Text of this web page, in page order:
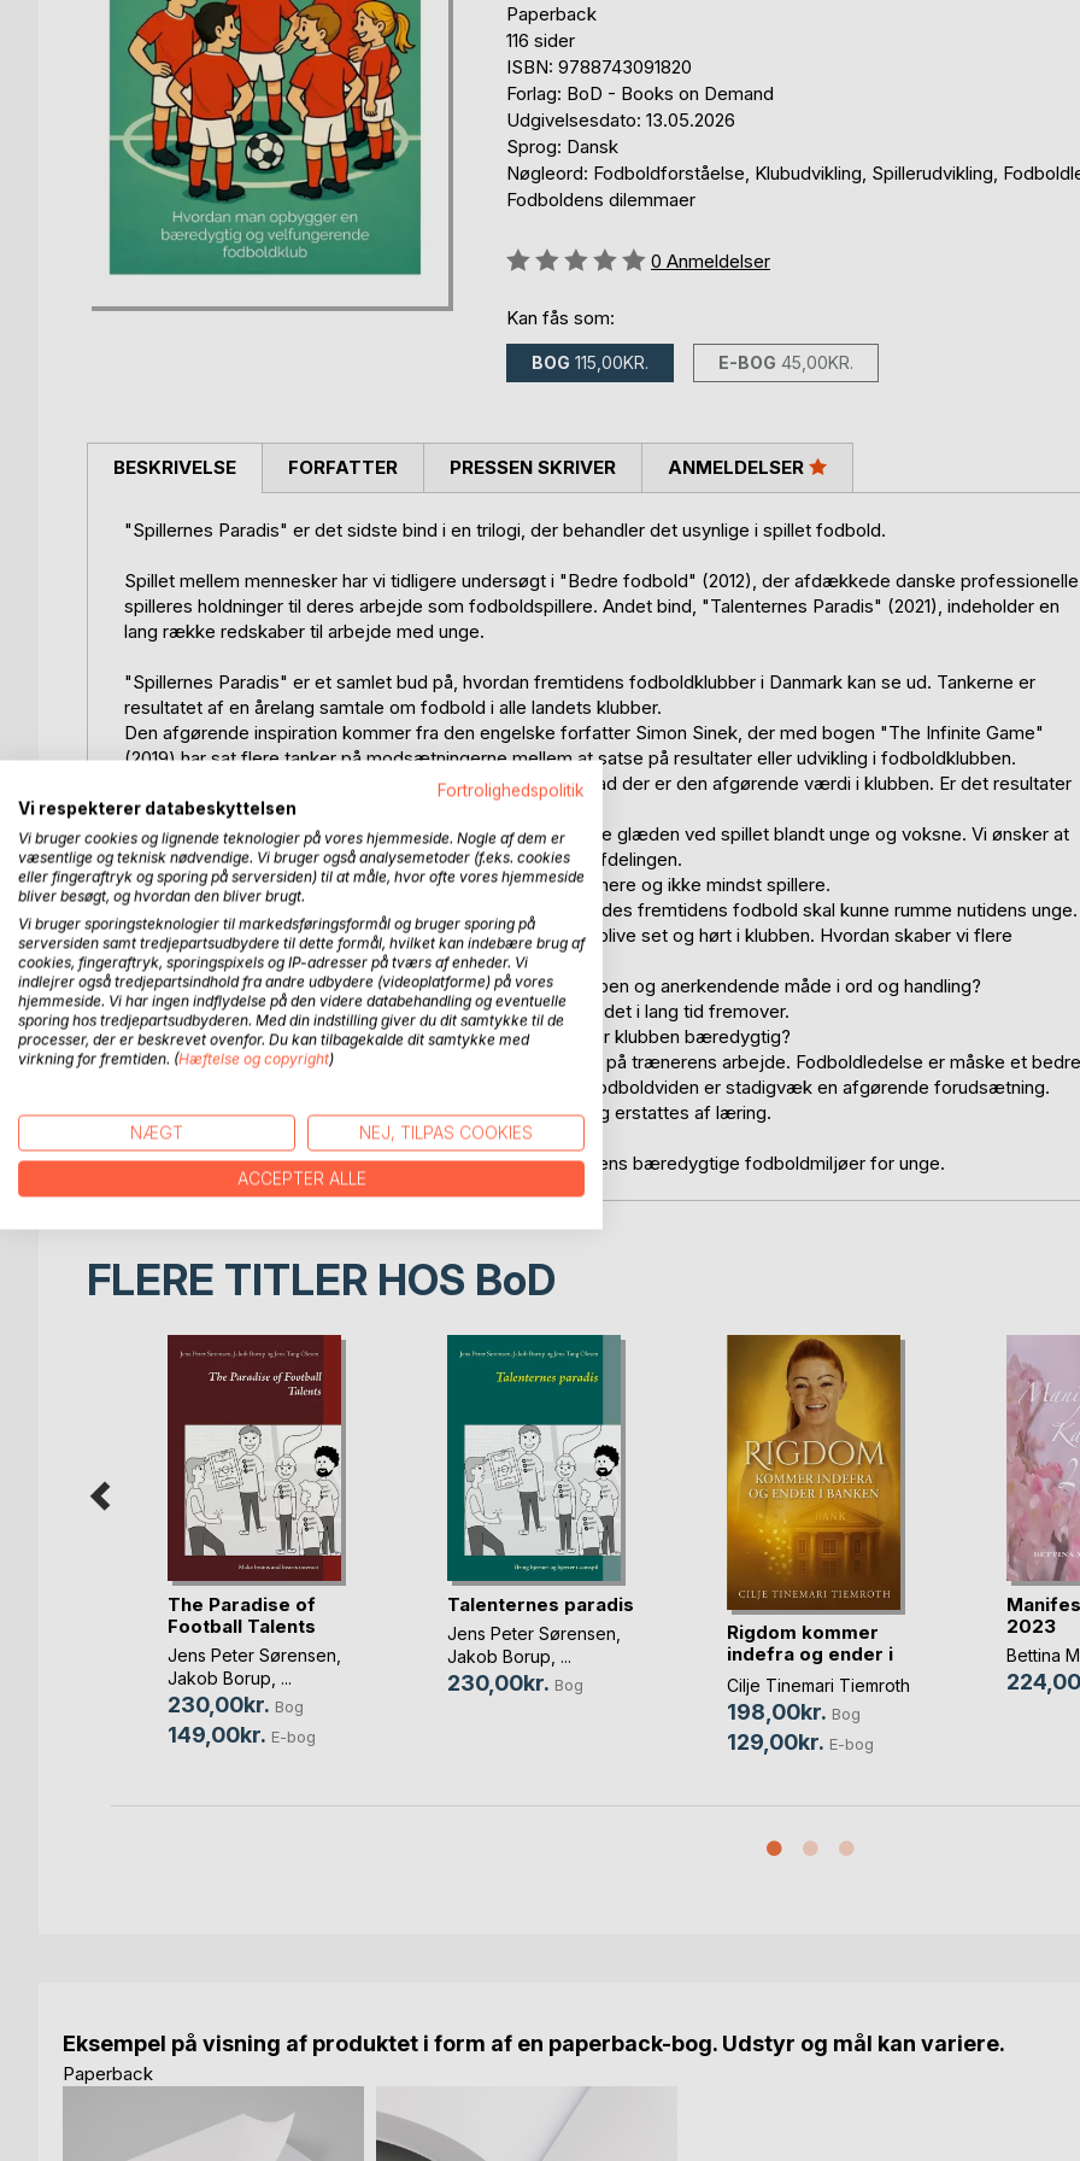
Paperback
116 sider
ISBN: 9788743091820
Forlag: BoD - Books on Demand
Udgivelsesdato: 13.05.2026
Sprog: Dansk
Nøgleord: Fodboldforståelse, Klubudvikling, Spillerudvikling,
Fodboldens dilemmaer
Anmeldelse::
0 Anmeldelser
Kan fås som:
BOG 115,00KR. E-BOG 45,00KR.
BESKRIVELSE
"Spillernes Paradis" er det sidste bind i en trilogi, der behandler det usynlige i spillet fodbold.
Spillet mellem mennesker har vi tidligere undersøgt i "Bedre fodbold" (2012), der afdækkede danske professionelle
spilleres holdninger til deres arbejde som fodboldspillere. Andet bind, "Talenternes Paradis" (2021), indeholder en
lang række redskaber til arbejde med unge.
"Spillernes Paradis" er et samlet bud på, hvordan fremtidens fodboldklubber i Danmark kan se ud. Tankerne er
resultatet af en årelang samtale om fodbold i alle landets klubber.
Den afgørende inspiration kommer fra den engelske forfatter Simon Sinek, der med bogen "The Infinite Game"
(2019) har sat flere tanker på modsætningerne mellem at satse på resultater eller udvikling i fodboldklubben.
Fodbold er ikke sort-hvid, men det gør en stor forskel, hvad der er den afgørende værdi i klubben. Er det resultater
eller udvikling?
Ambitionen er at finde veje til at forbedre kvaliteten og øge glæden ved spillet blandt unge og voksne. Vi ønsker at
udfordre den praksis, der er i klubben, særligt i ungdomsafdelingen.
Forandringer kræver stærke relationer mellem ledere, trænere og ikke mindst spillere.
Spillerne er sat i centrum. Tiden er inde til at drøfte, hvorledes fremtidens fodbold skal kunne rumme nutidens unge.
Unge fodboldspillere har et grundlæggende ønske om at blive set og hørt i klubben. Hvordan skaber vi flere
nysgerrige, engagerede og ikke mindst glade spillere?
Hvad indebærer det, at klubben vil optræde på en mere åben og anerkendende måde i ord og handling?
Bæredygtighed er et centralt begreb i nutiden og vil være det i lang tid fremover.
Men hvad er en bæredygtig fodboldklub, og hvordan bliver klubben bæredygtig?
Sidst, men ikke mindst, har udviklingstilgangen indflydelse på trænerens arbejde. Fodboldledelse er måske et bedre
udtryk for den fremtidige måde at gribe opgaven an på. Fodboldviden er stadigvæk en afgørende forudsætning.
Men måden at anvende den på er anderledes, hvis træning erstattes af læring.
Vi åbner for en dialog om muligheder for at skabe fremtidens bæredygtige fodboldmiljøer for unge.
FORFATTER PRESSEN SKRIVER ANMELDELSER
FLERE TITLER HOS BoD
The Paradise of
Football Talents
Jens Peter Sørensen
Jakob Borup , ...
230,00kr. Bog
149,00kr. E-bog
Talenternes paradis
Jens Peter Sørensen
Jakob Borup , ...
230,00kr. Bog
Rigdom kommer
indefra og ender i
banken
Cilje Tinemari Tiemroth
198,00kr. Bog
129,00kr. E-bog
2023
Bettina
Eksempel på visning af produktet i form af en paperback-bog. Udstyr og mål kan variere.
Paperback
Fortrolighedspolitik
Vi respekterer databeskyttelsen
Vi bruger cookies og lignende teknologier på vores hjemmeside. Nogle af dem er
væsentlige og teknisk nødvendige. Vi bruger også analysemetoder (f.eks. cookies
eller fingeraftryk og sporing på serversiden) til at måle, hvor ofte vores hjemmeside
bliver besøgt, og hvordan den bliver brugt.
Vi bruger sporingsteknologier til markedsføringsformål og bruger sporing på
serversiden samt tredjepartsudbydere til dette formål, hvilket kan indebære brug af
cookies, fingeraftryk, sporingspixels og IP-adresser på tværs af enheder. Vi
indlejrer også tredjepartsindhold fra andre udbydere (videoplatforme) på vores
hjemmeside. Vi har ingen indflydelse på den videre databehandling og eventuelle
sporing hos tredjepartsudbyderen. Med din indstilling giver du dit samtykke til de
processer, der er beskrevet ovenfor. Du kan tilbagekalde dit samtykke med
virkning for fremtiden. (Hæftelse og copyright)
NÆGT NEJ, TILPAS COOKIES
ACCEPTER ALLE